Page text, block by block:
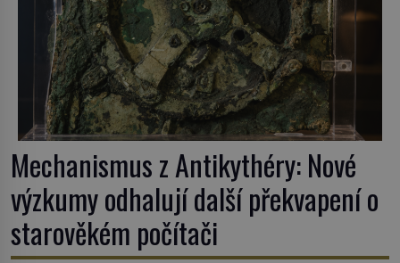
Mechanismus z Antikythéry: Nové
výzkumy odhalují další překvapení o
starověkém počítači